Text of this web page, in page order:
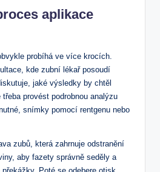
aplikace
probíhá ve více krocích.
kde zubní lékař posoudí
jaké výsledky by chtěl
provést podrobnou analýzu
snímky pomocí rentgenu nebo
zubů, která zahrnuje odstranění
aby fazety správně seděly a